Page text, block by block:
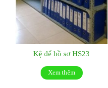
Kệ để hồ sơ HS23
Xem thêm